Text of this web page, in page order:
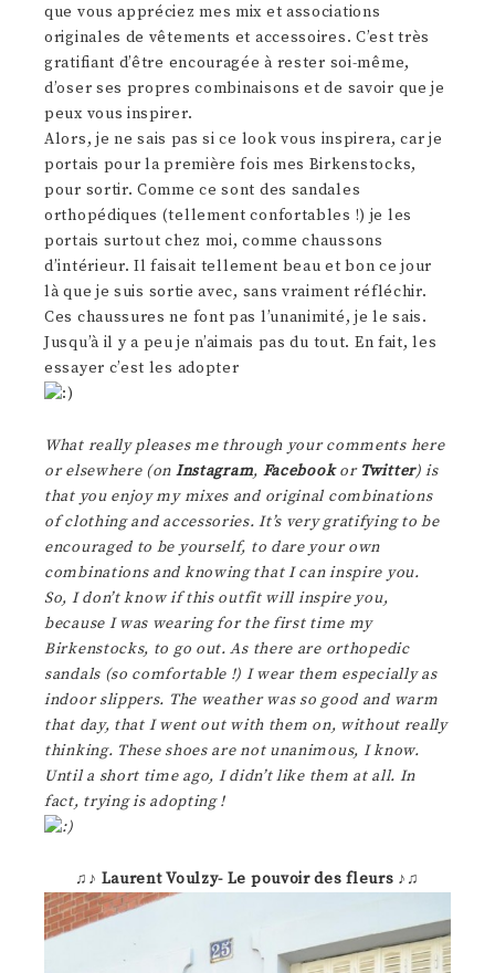
que vous appréciez mes mix et associations
originales de vêtements et accessoires. C’est très
gratifiant d’être encouragée à rester soi-même,
d’oser ses propres combinaisons et de savoir que je
peux vous inspirer.
Alors, je ne sais pas si ce look vous inspirera, car je
portais pour la première fois mes Birkenstocks,
pour sortir. Comme ce sont des sandales
orthopédiques (tellement confortables !) je les
portais surtout chez moi, comme chaussons
d’intérieur. Il faisait tellement beau et bon ce jour
là que je suis sortie avec, sans vraiment réfléchir.
Ces chaussures ne font pas l’unanimité, je le sais.
Jusqu’à il y a peu je n’aimais pas du tout. En fait, les
essayer c’est les adopter
What really pleases me through your comments here
or elsewhere (on Instagram, Facebookor Twitter) is
that you enjoy my mixes and original combinations
of clothing and accessories. It’s very gratifying to be
encouraged to be yourself, to dare your own
combinations and knowing that I can inspire you.
So, I don’t know if this outfit will inspire you,
because I was wearing for the first time my
Birkenstocks, to go out. As there are orthopedic
sandals (so comfortable !) I wear them especially as
indoor slippers. The weather was so good and warm
that day, that I went out with them on, without really
thinking. These shoes are not unanimous, I know.
Until a short time ago, I didn’t like them at all. In
fact, trying is adopting !
♫♪ Laurent Voulzy- Le pouvoir des fleurs ♪♫